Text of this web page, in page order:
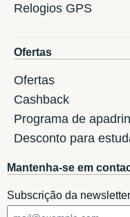
Relogios GPS
Ofertas
Ofertas
Cashback
Programa de
Desconto para
Mantenha-se em
Subscrição da